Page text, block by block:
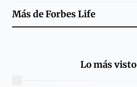
Más deForbes Life
Lo más visto